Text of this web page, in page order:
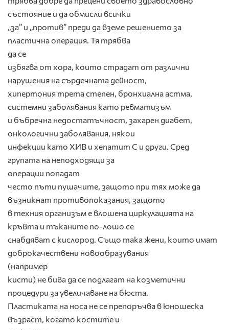
състояние и да обмисли всички
„за” и „против” преди да вземе решението за
пластична операция. Тя трябва
да се
избягва от хора, които страдат от различни
нарушения на сърдечната дейност,
хипертония трета степен, бронхиална астма,
системни заболявания като ревматизъм
и бъбречна недостатъчност, захарен диабет,
онкологични заболявания, някои
инфекции като ХИВ и хепатит С и други. Сред
групата на неподходящи за
операции попадат
често пъти пушачите, защото при тях може да
възникнат противопоказания, защото
в техния организъм е влошена циркулацията на
кръвта и тъканите по-лошо се
снабдяват с кислород. Също така жени, които имат
доброкачествени новообразувания
(например
кисти) не бива да се подлагат на козметични
процедури за увеличаване на бюста.
Пластиката на носа не се препоръчва в юношеска
възраст, когато костите и